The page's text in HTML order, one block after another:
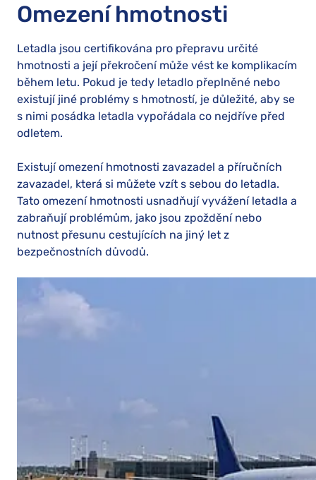
Omezení hmotnosti
Letadla jsou certifikována pro přepravu určité
hmotnosti a její překročení může vést ke komplikacím
během letu. Pokud je tedy letadlo přeplněné nebo
existují jiné problémy s hmotností, je důležité, aby se
s nimi posádka letadla vypořádala co nejdříve před
odletem.
Existují omezení hmotnosti zavazadel a příručních
zavazadel, která si můžete vzít s sebou do letadla.
Tato omezení hmotnosti usnadňují vyvážení letadla a
zabraňují problémům, jako jsou zpoždění nebo
nutnost přesunu cestujících na jiný let z
bezpečnostních důvodů.